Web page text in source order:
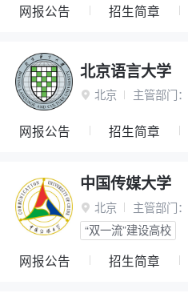
网报公告 招生简章
北京语言大学
 北京 主管部门：
网报公告 招生简章
中国传媒大学
 北京 主管部门：
“双一流”建设高校
网报公告 招生简章